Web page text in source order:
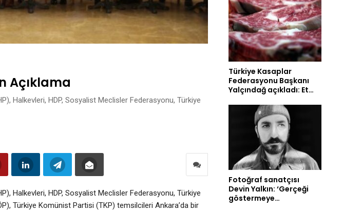
Açıklama
Halkevleri, HDP, Sosyalist Meclisler Federasyonu, Türkiye
Halkevleri, HDP, Sosyalist Meclisler Federasyonu, Türkiye
Türkiye Komünist Partisi (TKP) temsilcileri Ankara’da bir
Türkiye Kasaplar
Federasyonu Başkanı
Yalçındağ açıkladı: Et…
Fotoğraf sanatçısı
Devin Yalkın: ‘Gerçeği
göstermeye…